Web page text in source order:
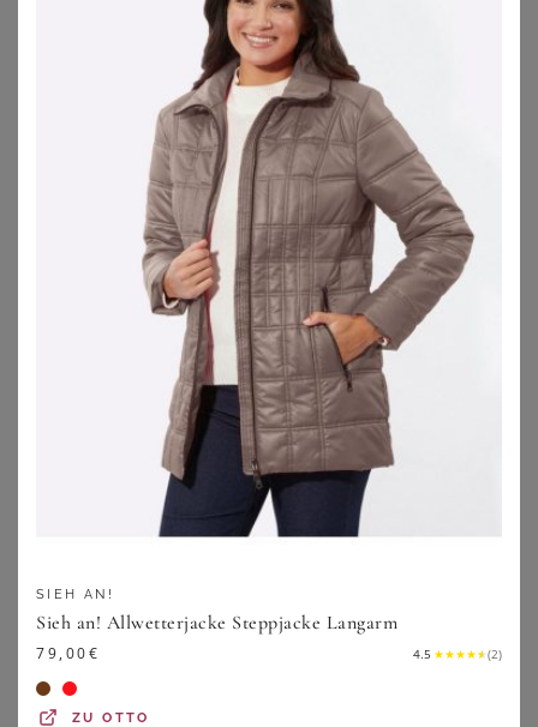
ONLY CARMAKOMA BLACK PREMIUM BY EMP
99,99 €
ZU EMP
SIEH AN!
Sieh an! Allwetterjacke Steppjacke Langarm
79,00€ 4.5 ★★★★★(2)
ZUOTTO